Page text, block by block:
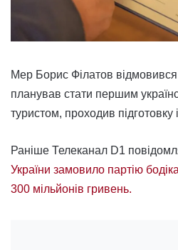
Мер Борис Філатов відмовився
планував стати першим
туристом, проходив підготовку
Раніше Телеканал D1
України замовило партію
300 мільйонів гривень.